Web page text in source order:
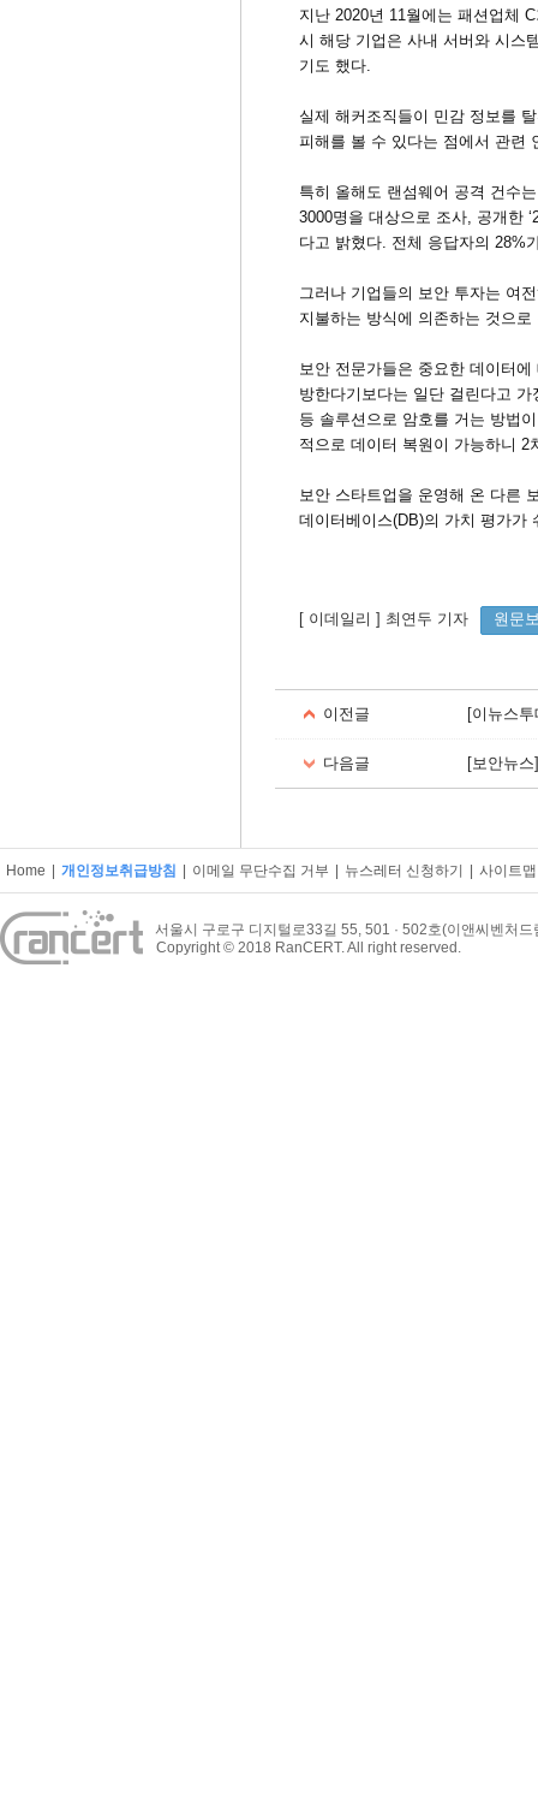
지난 2020년 11월에는 패션업체
시 해당 기업은 사내 서버와 시스
기도 했다.
실제 해커조직들이 민감 정보를
피해를 볼 수 있다는 점에서 관련
특히 올해도 랜섬웨어 공격 건수
3000명을 대상으로 조사, 공개한
다고 밝혔다. 전체 응답자의 28%
그러나 기업들의 보안 투자는 여
지불하는 방식에 의존하는 것으로
보안 전문가들은 중요한 데이터
방한다기보다는 일단 걸린다고
등 솔루션으로 암호를 거는 방법
적으로 데이터 복원이 가능하니 2
보안 스타트업을 운영해 온 다른
데이터베이스(DB)의 가치 평가가
[ 이데일리 ] 최연두 기자 원문
이전글 [이뉴스투
다음글 [보안뉴
Home | 개인정보취급방침 | 이메일 무단수집 거부 | 뉴스레터 신청하기 | 사이트맵
서울시 구로구 디지털로33길 55, 501 · 502호(이앤씨벤처드
Copyright © 2018 RanCERT. All right reserved.